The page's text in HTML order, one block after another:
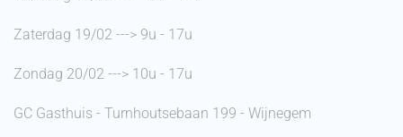
Zaterdag 19/02 ---> 9u - 17u
Zondag 20/02 ---> 10u - 17u
GC Gasthuis - Turnhoutsebaan 199 - Wijnegem